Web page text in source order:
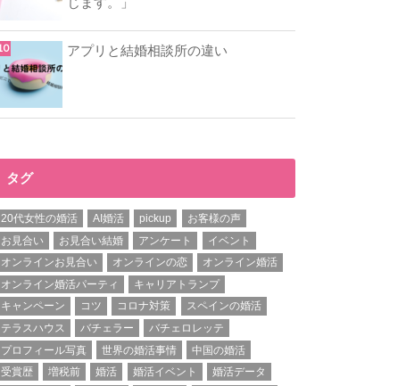
アプリと結婚相談所の違い
タグ
20代女性の婚活 AI婚活 pickup
お客様の声
お見合い
お見合い結婚 アンケート
イベント
オンラインお見合い
オンラインの恋
オンライン婚活
オンライン婚活パーティ
キャリアトランプ
キャンペーン
コツ コロナ対策
スペインの婚活
テラスハウス
バチェラー
バチェロレッテ
プロフィール写真
世界の婚活事情
中国の婚活
受賞歴
増税前 婚活 婚活イベント
婚活データ